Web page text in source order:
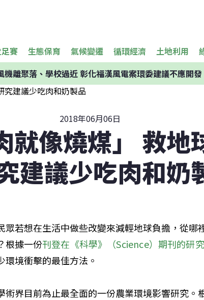
賽 生態保育 氣候變遷 循環經濟 土地利用
機離聚落、學校過近 彰化福漢風電案環委建議不應開發
2018年06月06日
就像燒煤」 救地
建議少吃肉和奶
眾若想在生活中做些改變來減輕地球負擔，從哪
根據一份刊登在《科學》（Science）期刊的研究
環境衝擊的最佳方法。
術界目前為止最全面的一份農業環境影響研究。